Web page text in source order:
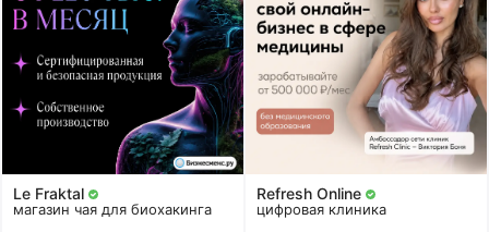
Le Fraktal
магазин чая для биохакинга
Refresh Online
цифровая клиника